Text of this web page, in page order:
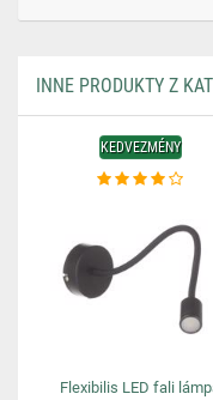
INNE PRODUKTY Z
KEDVEZMÉNY
Flexibilis LED fali